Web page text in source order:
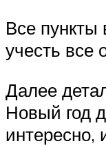
Все пункты
учесть все
Далее
Новый год
интересно,